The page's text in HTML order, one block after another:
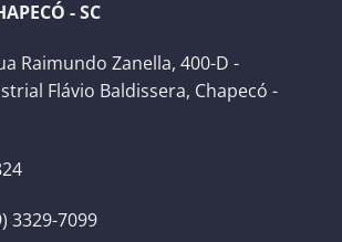
- SC
Raimundo Zanella, 400-D -
Flávio Baldissera, Chapecó -
3329-7099